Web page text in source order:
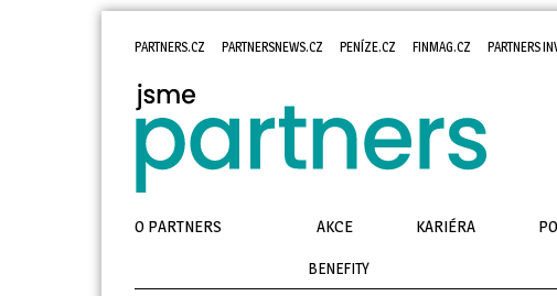
PARTNERS.CZ PARTNERSNEWS.CZ PENÍZE.CZ FINMAG.CZ PARTNERS
O PARTNERS AKCE KARIÉRA
BENEFITY